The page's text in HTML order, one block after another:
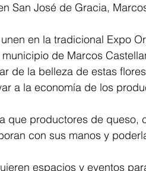
San José de Gracia,
en la tradicional Expo
de Marcos
de la belleza de estas flores
a la economía de los
que productores de queso,
con sus manos y
espacios y eventos